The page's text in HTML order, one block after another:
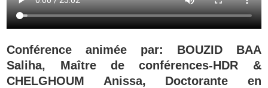
Conférence animée par: BOUZID BAA
Saliha, Maître de conférences-HDR &
CHELGHOUM Anissa, Doctorante en